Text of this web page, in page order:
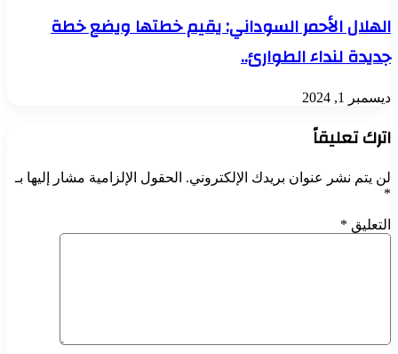
الهلال الأحمر السوداني: يقيم خطتها ويضع خطة
جديدة لنداء الطوارئ..
ديسمبر 1, 2024
اترك تعليقاً
لن يتم نشر عنوان بريدك الإلكتروني. الحقول الإلزامية مشار إليها بـ
*
التعليق *